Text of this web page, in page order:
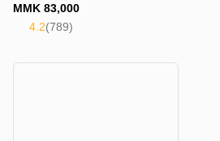
MMK83,000
4.2(789)